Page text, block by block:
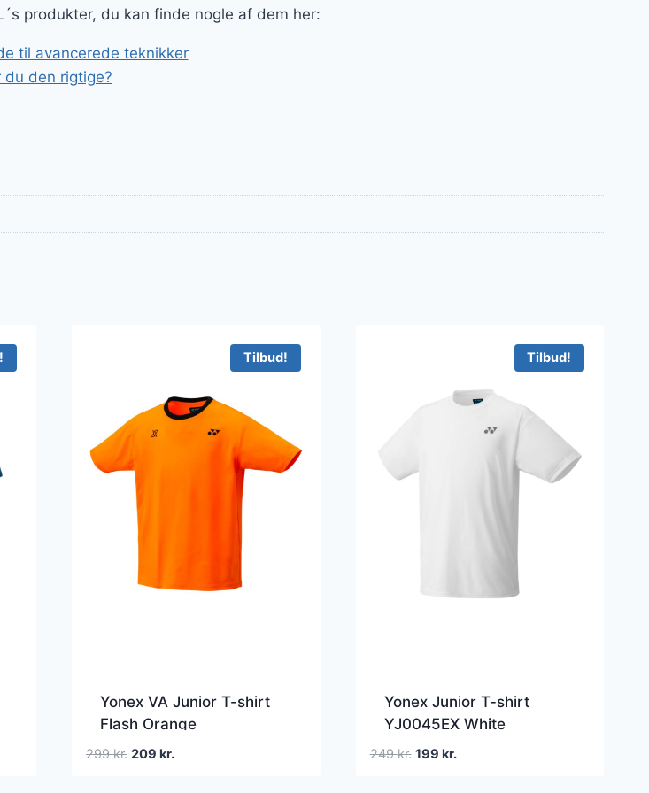
produkter, du kan finde nogle af dem her:
til avancerede teknikker
den rigtige?
Tilbud!
Yonex VA Junior T-shirt
Flash Orange
299kr. Den
209 kr.Den
Tilbud!
Yonex Junior T-shirt
YJ0045EX White
249kr. Den
199 kr.Den